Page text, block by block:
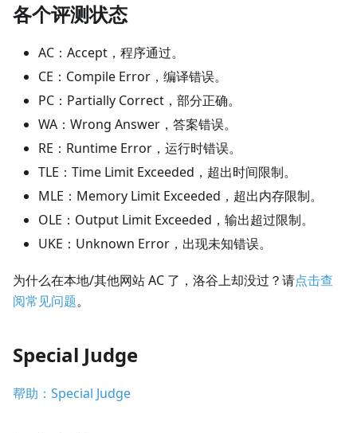
各个评测状态
AC：Accept，程序通过。
CE：Compile Error，编译错误。
PC：Partially Correct，部分正确。
WA：Wrong Answer，答案错误。
RE：Runtime Error，运行时错误。
TLE：Time Limit Exceeded，超出时间限制。
MLE：Memory Limit Exceeded，超出内存限制。
OLE：Output Limit Exceeded，输出超过限制。
UKE：Unknown Error，出现未知错误。
为什么在本地/其他网站 AC 了，洛谷上却没过？请点击查
阅常见问题。
Special Judge
帮助：Special Judge